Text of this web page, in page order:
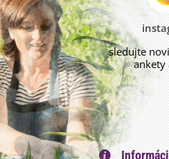
sledujte
ankety